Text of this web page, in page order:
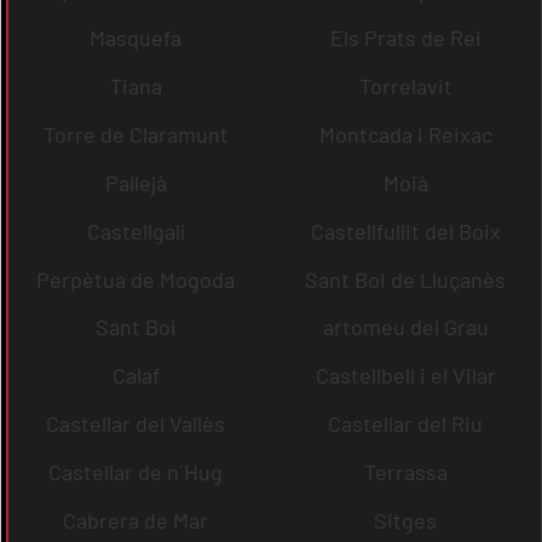
Masquefa
Els Prats de Rei
Tiana
Torrelavit
Torre de Claramunt
Montcada i Reixac
Pallejà
Moià
Castellgalí
Castellfullit del Boix
Perpètua de Mogoda
Sant Boi de Lluçanès
Sant Boi
artomeu del Grau
Calaf
Castellbell i el Vilar
Castellar del Vallès
Castellar del Riu
Castellar de n´Hug
Terrassa
Cabrera de Mar
Sitges